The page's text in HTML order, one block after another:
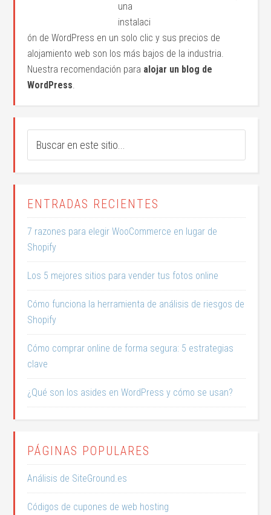
una
instalaci
ón de WordPress en un solo clic y sus precios de
alojamiento web son los más bajos de la industria.
Nuestra recomendación para alojar un blog de
WordPress.
ENTRADAS RECIENTES
7 razones para elegir WooCommerce en lugar de
Shopify
Los 5 mejores sitios para vender tus fotos online
Cómo funciona la herramienta de análisis de riesgos de
Shopify
Cómo comprar online de forma segura: 5 estrategias
clave
¿Qué son los asides en WordPress y cómo se usan?
PÁGINAS POPULARES
Análisis de SiteGround.es
Códigos de cupones de web hosting